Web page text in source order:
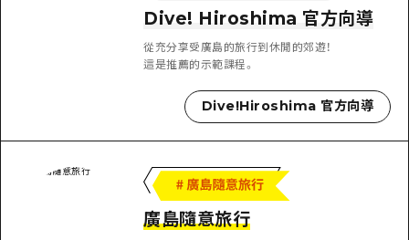
活動·廟會
美食·酒水
夜晚生活
世界遺產
廣島隨意旅行
廣島市內
答對了
美北
藝北
廣島市內
藝北
宮島周邊
即時訊息
有用的信息
列表
存取
輔助流量摘要
HOME
Dive! Hiroshima 官方向導
從充分享受廣島的旅行到休閒的郊遊！
這是推薦的示範課程。
Dive!Hiroshima 官方向導
廣島隨意旅行